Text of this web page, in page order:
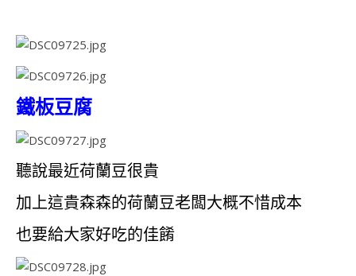
鐵板豆腐
聽說最近荷蘭豆很貴
加上這貴森森的荷蘭豆老闆大概不惜成本
也要給大家好吃的佳餚